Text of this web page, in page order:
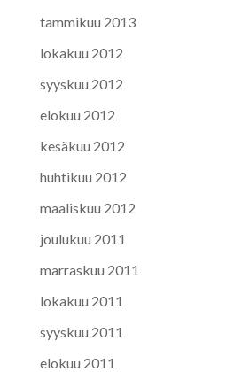
tammikuu 2013
lokakuu 2012
syyskuu 2012
elokuu 2012
kesäkuu 2012
huhtikuu 2012
maaliskuu 2012
joulukuu 2011
marraskuu 2011
lokakuu 2011
syyskuu 2011
elokuu 2011